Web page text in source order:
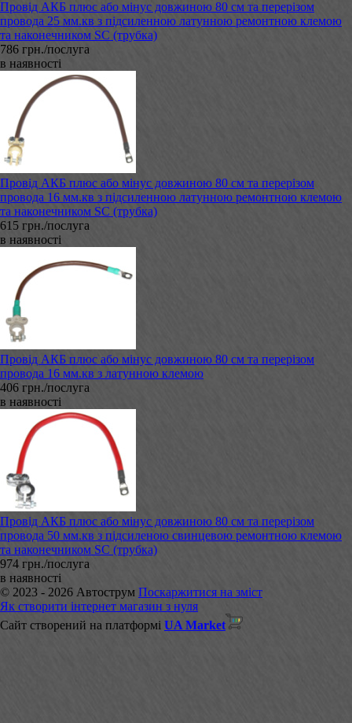
Провід АКБ плюс або мінус довжиною 80 см та перерізом
провода 25 мм.кв з підсиленною латунною ремонтною клемою
та наконечником SC (трубка)
786 грн./послуга
в наявності
Провід АКБ плюс або мінус довжиною 80 см та перерізом
провода 16 мм.кв з підсиленною латунною ремонтною клемою
та наконечником SC (трубка)
615 грн./послуга
в наявності
Провід АКБ плюс або мінус довжиною 80 см та перерізом
провода 16 мм.кв з латунною клемою
406 грн./послуга
в наявності
Провід АКБ плюс або мінус довжиною 80 см та перерізом
провода 50 мм.кв з підсиленою свинцевою ремонтною клемою
та наконечником SC (трубка)
974 грн./послуга
в наявності
© 2023 - 2026 Автострум Поскаржитися на зміст
Як створити інтернет магазин з нуля
Сайт створений на платформі UA Market